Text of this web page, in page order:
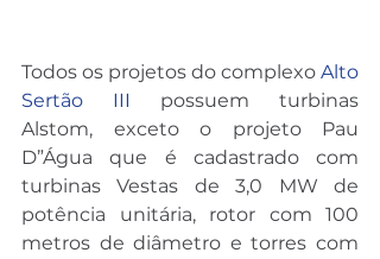
Todos os projetos do complexo Alto
Sertão III
possuem turbinas
Alstom, exceto o projeto Pau
D”Água que é cadastrado com
turbinas Vestas de 3,0 MW de
potência unitária, rotor com 100
metros de diâmetro e torres com